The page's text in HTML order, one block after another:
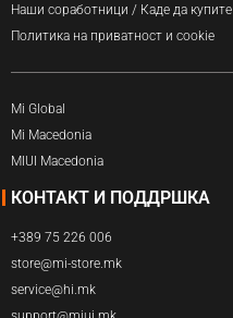
Наши соработници / Каде да купите
Политика на приватност и cookie
Mi Global
Mi Macedonia
MIUI Macedonia
КОНТАКТ И ПОДДРШКА
+389 75 226 006
store@mi-store.mk
service@hi.mk